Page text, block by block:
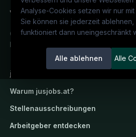
Analyse-Cookies setzen wir nur mit
Sie können sie jederzeit
funktioniert dann uneingeschränkt
Alle ablehnen Alle
Österreichs juristisches Karriereportal.
Ein Service der candidatis GmbH.
jusjobs.at
Warum jusjobs.at?
Stellenausschreibungen
Arbeitgeber entdecken